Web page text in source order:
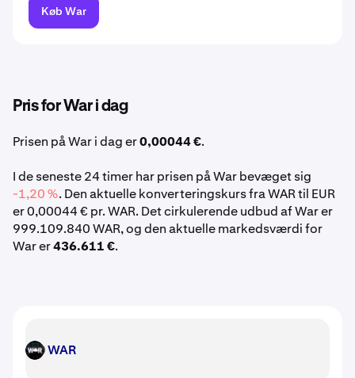
Køb War
Pris for War i dag
Prisen på War i dag er0,00044 €.
I de seneste 24 timer har prisen på War bevæget sig
-1,20 %. Den aktuelle konverteringskurs fra WAR til EUR
er 0,00044 € pr. WAR. Det cirkulerende udbud af War er
999.109.840 WAR, og den aktuelle markedsværdi for
War er436.611 €.
WAR WAR